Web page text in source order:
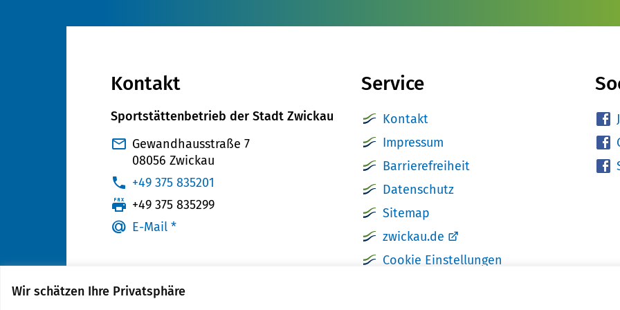
Wir schätzen Ihre Privatsphäre
Kontakt
Sportstättenbetrieb der Stadt Zwickau
Gewandhausstraße 7
08056 Zwickau
:+49 375 835201
:+49 375 835299
E-Mail *
Service
Kontakt
Impressum
Barrierefreiheit
Datenschutz
Sitemap
zwickau.de
Cookie Einstellungen